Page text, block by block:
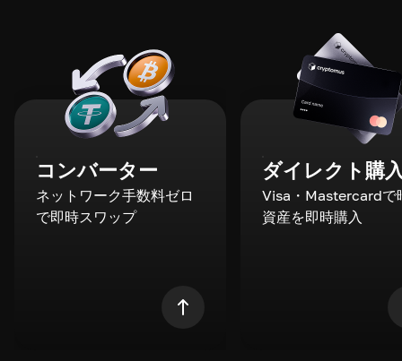
コンバーター
ネットワーク手数料ゼロ
で即時スワップ
ダイレクト購
Visa・Mastercardで
資産を即時購入